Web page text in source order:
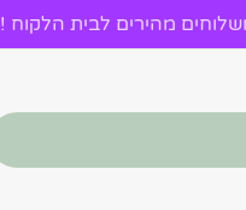
מהירים לבית הלקוח !